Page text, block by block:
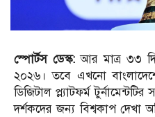
স্পোর্টস ডেস্ক:আর মাত্র ৩৩
২০২৬। তবে এখনো
ডিজিটাল প্ল্যাটফর্ম
দর্শকদের জন্য বিশ্বকাপ দেখা